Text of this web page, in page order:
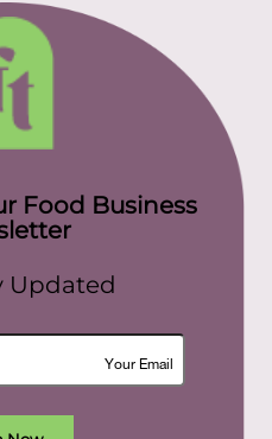
Food Business
Updated